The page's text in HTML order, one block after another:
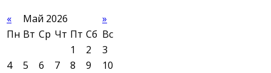
« Май 2026
»
Пн Вт Ср Чт Пт Сб Вс
1
2
3
4
5 6 7 8 9
10